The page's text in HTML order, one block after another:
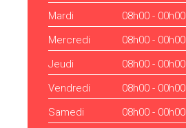
Mardi
08h00 - 00h00
Mercredi
08h00 - 00h00
Jeudi
08h00 - 00h00
Vendredi
08h00 - 00h00
Samedi
08h00 - 00h00